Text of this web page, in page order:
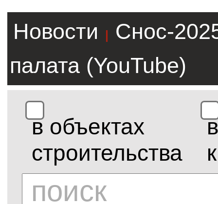
Новости |
Снос-
палата (YouTube)
в объектах
строительства
в